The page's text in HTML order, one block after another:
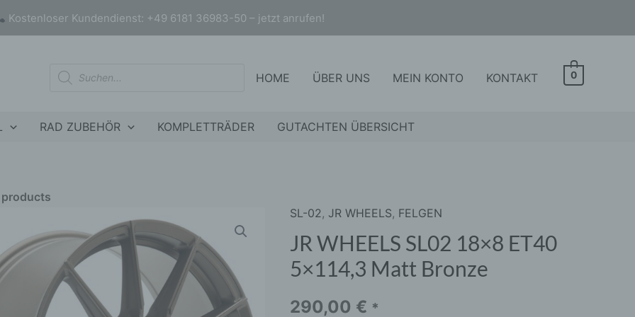
Kostenloser Kundendienst: +49 6181 36983-50 – jetzt anrufen!
Products
search
HOME ÜBER UNS MEIN KONTO KONTAKT 0
RAD ZUBEHÖR KOMPLETTRÄDER GUTACHTEN ÜBERSICHT
products
only products on sale In stock only
SL-02, JR WHEELS, FELGEN
JR WHEELS SL02 18×8 ET40
5×114,3 Matt Bronze
290,00 € *
JR
WHEELS
SL02
18x8
ET40